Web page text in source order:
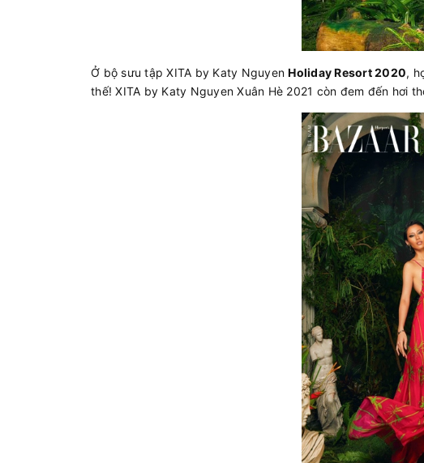
Ở bộ sưu tập XITA by Katy NguyenHoliday Resort 2020,
thế! XITA by Katy Nguyen Xuân Hè 2021 còn đem đến hơi